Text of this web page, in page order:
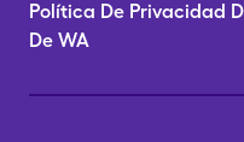
Política De Privacidad
De WA